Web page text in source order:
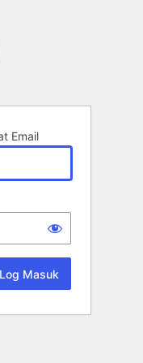
Email